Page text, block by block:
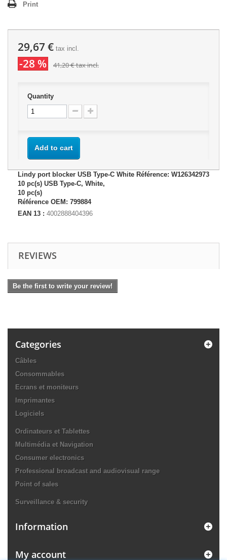
Print
29,67 € tax incl.
-28 % 41,20 €tax incl.
Quantity
Add to cart
Lindy port blocker USB Type-C White Référence: W126342973
10 pc(s) USB Type-C, White,
10 pc(s)
Référence OEM: 799884
EAN 13 : 4002888404396
REVIEWS
Be the first to write your review!
Categories
Câbles
Consommables
Ecrans et moniteurs
Imprimantes
Logiciels
Ordinateurs et Tablettes
Multimédia et Navigation
Consumer electronics
Professional broadcast and audiovisual range
Point of sales
Surveillance & security
Information
My account